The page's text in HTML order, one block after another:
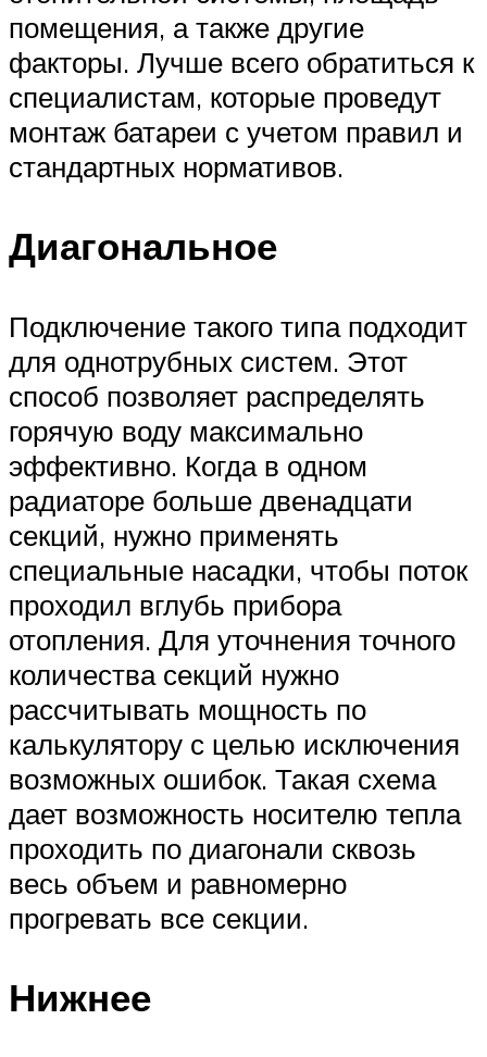
помещения, а также другие
факторы. Лучше всего обратиться к
специалистам, которые проведут
монтаж батареи с учетом правил и
стандартных нормативов.
Диагональное
Подключение такого типа подходит
для однотрубных систем. Этот
способ позволяет распределять
горячую воду максимально
эффективно. Когда в одном
радиаторе больше двенадцати
секций, нужно применять
специальные насадки, чтобы поток
проходил вглубь прибора
отопления. Для уточнения точного
количества секций нужно
рассчитывать мощность по
калькулятору с целью исключения
возможных ошибок. Такая схема
дает возможность носителю тепла
проходить по диагонали сквозь
весь объем и равномерно
прогревать все секции.
Нижнее